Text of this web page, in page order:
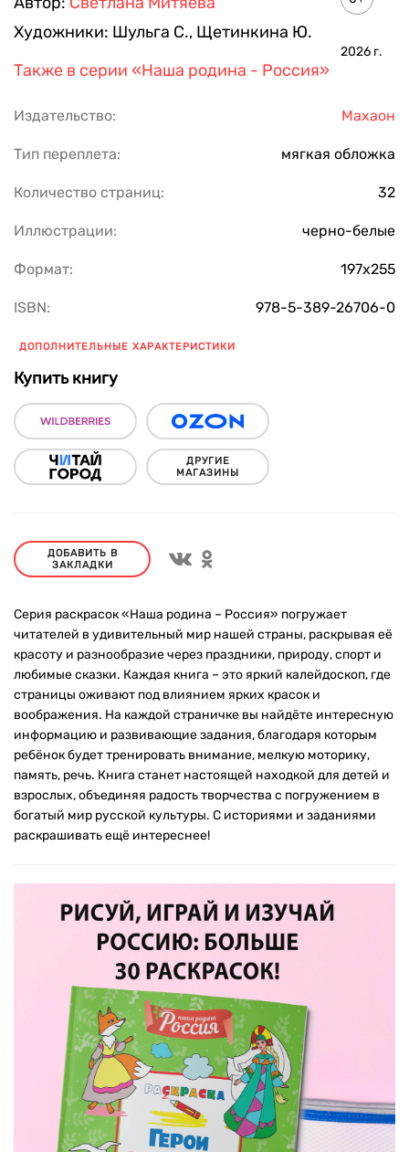
Художники: Шульга С., Щетинкина Ю.
2026 г.
Также в серии «Наша родина - Россия»
Издательство: Махаон
Тип переплета: мягкая обложка
Количество страниц: 32
Иллюстрации: черно-белые
Формат: 197х255
ISBN: 978-5-389-26706-0
ДОПОЛНИТЕЛЬНЫЕ ХАРАКТЕРИСТИКИ
Купить книгу
ДРУГИЕ
МАГАЗИНЫ
ДОБАВИТЬ В
ЗАКЛАДКИ
Серия раскрасок «Наша родина – Россия» погружает
читателей в удивительный мир нашей страны, раскрывая её
красоту и разнообразие через праздники, природу, спорт и
любимые сказки. Каждая книга – это яркий калейдоскоп, где
страницы оживают под влиянием ярких красок и
воображения. На каждой страничке вы найдёте интересную
информацию и развивающие задания, благодаря которым
ребёнок будет тренировать внимание, мелкую моторику,
память, речь. Книга станет настоящей находкой для детей и
взрослых, объединяя радость творчества с погружением в
богатый мир русской культуры. С историями и заданиями
раскрашивать ещё интереснее!